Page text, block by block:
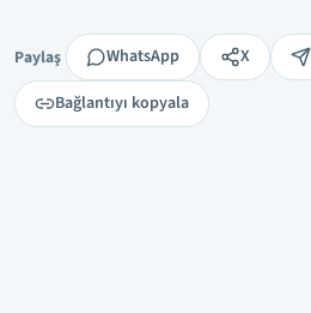
Paylaş
Paylaş WhatsApp X
Bağlantıyı kopyala